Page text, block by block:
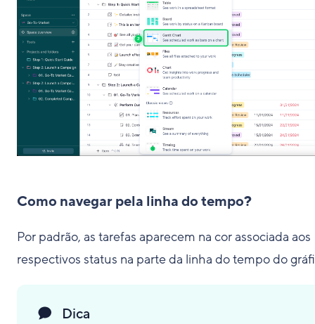
Como navegar pela linha do tempo?
Por padrão, as tarefas aparecem na cor associada aos
respectivos status na parte da linha do tempo do
Dica